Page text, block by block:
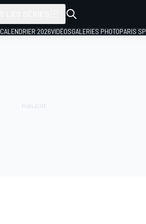
CALENDRIER 2026VIDÉOSGALERIES PHOTOPARIS